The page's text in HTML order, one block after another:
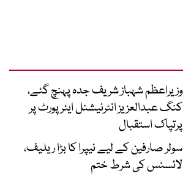
وزیراعظم شہباز شریف جدہ پہنچ گئے،
کنگ عبدالعزیز انٹرنیشنل ایئر پورٹ پر
پرتپاک استقبال
سولر صارفین کے لیے نیپرا کا بڑا ریلیف،
لائسنس کی شرط ختم